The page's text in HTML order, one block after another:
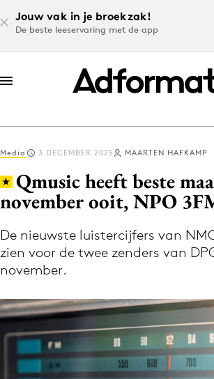
Jouw vak in je broekzak!
De beste leeservaring met de app
Log in
Download de app
Volg het laatste nieuws via
Nieuws app
Menu
Media 3 DECEMBER 2025 MAARTEN HAFKAMP
Qmusic heeft beste
november ooit, NPO
De nieuwste luistercijfers van
zien voor de twee zenders van
november.